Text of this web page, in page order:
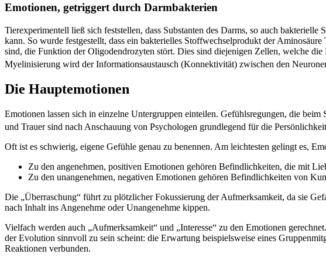
Emotionen, getriggert durch Darmbakterien
Tierexperimentell ließ sich feststellen, dass Substanten des Darms, so auch
kann. So wurde festgestellt, dass ein bakterielles Stoffwechselprodukt der
sind, die Funktion der Oligodendrozyten stört. Dies sind diejenigen Zellen, welche
Myelinisierung wird der Informationsaustausch (Konnektivität) zwischen den
Die Hauptemotionen
Emotionen lassen sich in einzelne Untergruppen einteilen. Gefühlsregungen, die
und Trauer sind nach Anschauung von Psychologen grundlegend für die
Oft ist es schwierig, eigene Gefühle genau zu benennen. Am leichtesten gelingt es,
Zu den angenehmen, positiven Emotionen gehören Befindlichkeiten, die mit
Zu den unangenehmen, negativen Emotionen gehören Befindlichkeiten von
Die „Überraschung“ führt zu plötzlicher Fokussierung der Aufmerksamkeit, da sie
nach Inhalt ins Angenehme oder Unangenehme kippen.
Vielfach werden auch „Aufmerksamkeit“ und „Interesse“ zu den Emotionen
der Evolution sinnvoll zu sein scheint: die Erwartung beispielsweise eines
Reaktionen verbunden.